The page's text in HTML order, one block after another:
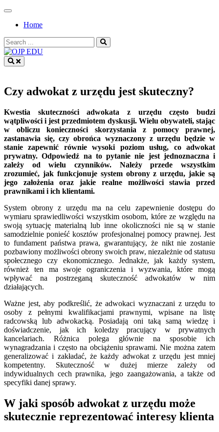
Skip
contentHome
Search
for:
Czy adwokat z urzędu jest skuteczny?
Kwestia skuteczności adwokata z urzędu często budzi
wątpliwości i jest przedmiotem dyskusji. Wielu obywateli, stając
w obliczu konieczności skorzystania z pomocy prawnej,
zastanawia się, czy obrońca wyznaczony z urzędu będzie w
stanie zapewnić równie wysoki poziom usług, co adwokat
prywatny. Odpowiedź na to pytanie nie jest jednoznaczna i
zależy od wielu czynników. Należy przede wszystkim
zrozumieć, jak funkcjonuje system obrony z urzędu, jakie są
jego założenia oraz jakie realne możliwości stawia przed
prawnikami i ich klientami.
System obrony z urzędu ma na celu zapewnienie dostępu do
wymiaru sprawiedliwości wszystkim osobom, które ze względu na
swoją sytuację materialną lub inne okoliczności nie są w stanie
samodzielnie ponieść kosztów profesjonalnej pomocy prawnej. Jest
to fundament państwa prawa, gwarantujący, że nikt nie zostanie
pozbawiony możliwości obrony swoich praw, niezależnie od statusu
społecznego czy ekonomicznego. Jednakże, jak każdy system,
również ten ma swoje ograniczenia i wyzwania, które mogą
wpływać na postrzeganą skuteczność adwokatów w nim
działających.
Ważne jest, aby podkreślić, że adwokaci wyznaczani z urzędu to
osoby z pełnymi kwalifikacjami prawnymi, wpisane na listę
radcowską lub adwokacką. Posiadają oni taką samą wiedzę i
doświadczenie, jak ich koledzy pracujący w prywatnych
kancelariach. Różnica polega głównie na sposobie ich
wynagradzania i często na obciążeniu sprawami. Nie można zatem
generalizować i zakładać, że każdy adwokat z urzędu jest mniej
kompetentny. Skuteczność w dużej mierze zależy od
indywidualnych cech prawnika, jego zaangażowania, a także od
specyfiki danej sprawy.
W jaki sposób adwokat z urzędu może
skutecznie reprezentować interesy klienta